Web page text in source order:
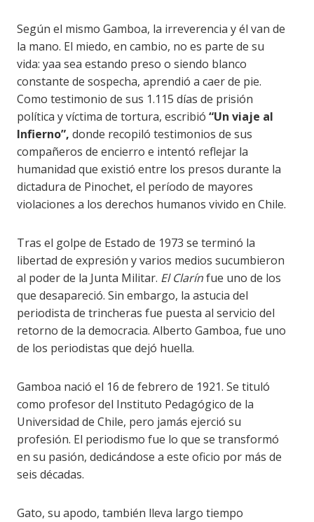
Según el mismo Gamboa, la irreverencia y él van de
la mano. El miedo, en cambio, no es parte de su
vida: yaa sea estando preso o siendo blanco
constante de sospecha, aprendió a caer de pie.
Como testimonio de sus 1.115 días de prisión
política y víctima de tortura, escribió“Un viaje al
Infierno”, donde recopiló testimonios de sus
compañeros de encierro e intentó reflejar la
humanidad que existió entre los presos durante la
dictadura de Pinochet, el período de mayores
violaciones a los derechos humanos vivido en Chile.
Tras el golpe de Estado de 1973 se terminó la
libertad de expresión y varios medios sucumbieron
al poder de la Junta Militar. El Clarínfue uno de los
que desapareció. Sin embargo, la astucia del
periodista de trincheras fue puesta al servicio del
retorno de la democracia. Alberto Gamboa, fue uno
de los periodistas que dejó huella.
Gamboa nació el 16 de febrero de 1921. Se tituló
como profesor del Instituto Pedagógico de la
Universidad de Chile, pero jamás ejerció su
profesión. El periodismo fue lo que se transformó
en su pasión, dedicándose a este oficio por más de
seis décadas.
Gato, su apodo, también lleva largo tiempo